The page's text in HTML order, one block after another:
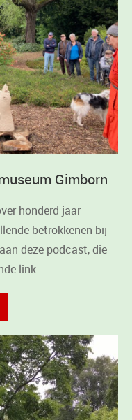
Gimborn
honderd jaar
betrokkenen bij
deze podcast, die
link.